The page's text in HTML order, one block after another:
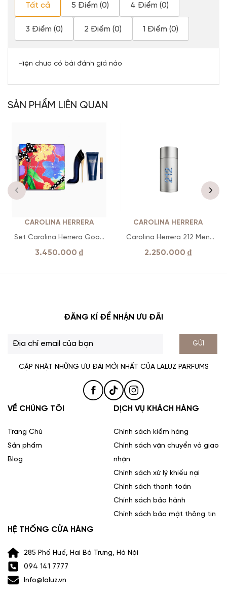
Tất cả 5 Điểm (0) 4 Điểm (0)
3 Điểm (0) 2 Điểm (0) 1 Điểm (0)
Hiện chưa có bài đánh giá nào
SẢN PHẨM LIÊN QUAN
CAROLINA HERRERA
Set Carolina Herrera Good
Girl ( EDP 80ml+10ml+Body
Lotion 100ml )
3.450.000 ₫
CAROLINA HERRERA
Carolina Herrera 212 Men
NYC
2.250.000 ₫
ĐĂNG KÍ ĐỂ NHẬN ƯU ĐÃI
GỬI
CẬP NHẬT NHỮNG ƯU ĐÃI MỚI NHẤT CỦA LALUZ PARFUMS
VỀ CHÚNG TÔI
Trang Chủ
Sản phẩm
Blog
DỊCH VỤ KHÁCH HÀNG
Chính sách kiểm hàng
Chính sách vận chuyển và giao
nhận
Chính sách xử lý khiếu nại
Chính sách thanh toán
Chính sách bảo hành
Chính sách bảo mật thông tin
HỆ THỐNG CỬA HÀNG
285 Phố Huế, Hai Bà Trưng, Hà Nội
094 141 7777
Info@laluz.vn